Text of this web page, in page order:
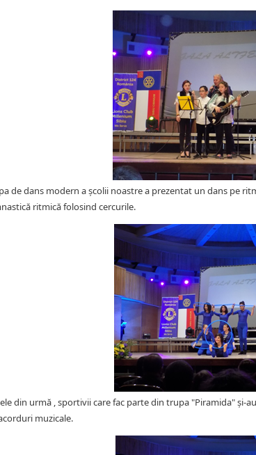
de dans modern a școlii noastre a prezentat un dans pe
ritmică folosind cercurile.
din urmă , sportivii care fac parte din trupa "Piramida"
muzicale.